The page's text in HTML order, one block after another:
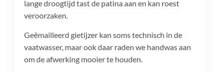
lange droogtijd tast de patina aan en kan roest
veroorzaken.
Geëmailleerd gietijzer kan soms technisch in de
vaatwasser, maar ook daar raden we handwas aan
om de afwerking mooier te houden.